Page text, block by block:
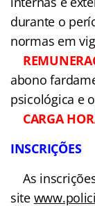
SOLDADO DA
completo.
atividade
integral, e
atreladas à
duração do
regulamentos